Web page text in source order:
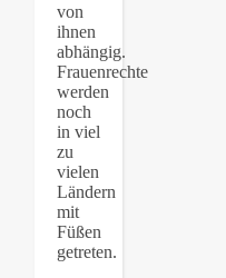
von
ihnen
abhängig.
Frauenrechte
werden
noch
in viel
zu
vielen
Ländern
mit
Füßen
getreten.